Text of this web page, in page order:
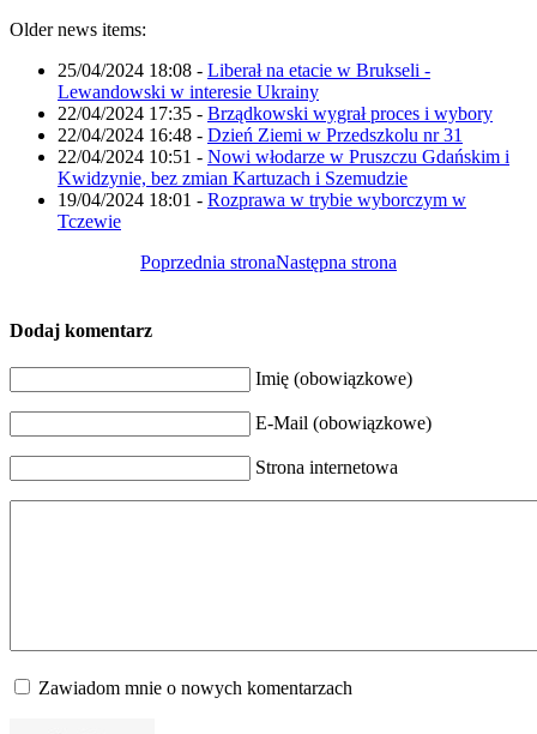
Older news items:
25/04/2024 18:08 - Liberał na etacie w Brukseli -
Lewandowski w interesie Ukrainy
22/04/2024 17:35 - Brządkowski wygrał proces i wybory
22/04/2024 16:48 - Dzień Ziemi w Przedszkolu nr 31
22/04/2024 10:51 - Nowi włodarze w Pruszczu Gdańskim i
Kwidzynie, bez zmian Kartuzach i Szemudzie
19/04/2024 18:01 - Rozprawa w trybie wyborczym w
Tczewie
Poprzednia stronaNastępna strona
Dodaj komentarz
Imię (obowiązkowe)
E-Mail (obowiązkowe)
Strona internetowa
Zawiadom mnie o nowych komentarzach